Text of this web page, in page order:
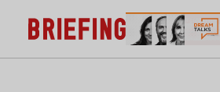
Briefing: Todas as notícias
Marketing e da Publicidade